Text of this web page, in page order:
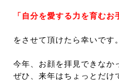
「自分を愛する力を育むお
をさせて頂けたら幸いです。
今年、お顔を拝見できなか
ぜひ、来年はちょっとだけ